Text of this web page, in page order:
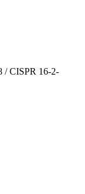
/ CISPR 16-2-